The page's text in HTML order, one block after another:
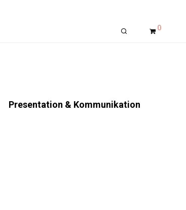
0
Presentation & Kommunikation